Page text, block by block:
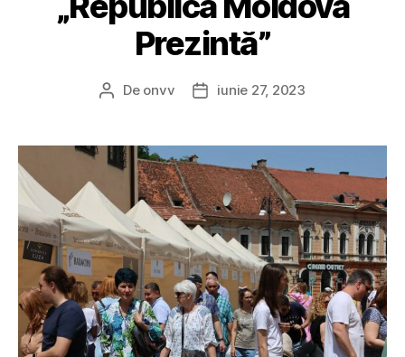
Prezintă”
Autor
De onvv
Datăiunie 27, 2023